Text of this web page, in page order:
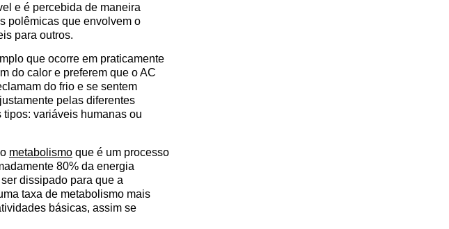
e é percebida de maneira
polêmicas que envolvem o
para outros.
que ocorre em praticamente
do calor e preferem que o AC
do frio e se sentem
pelas diferentes
variáveis humanas ou
metabolismo que é um processo
80% da energia
dissipado para que a
taxa de metabolismo mais
básicas, assim se